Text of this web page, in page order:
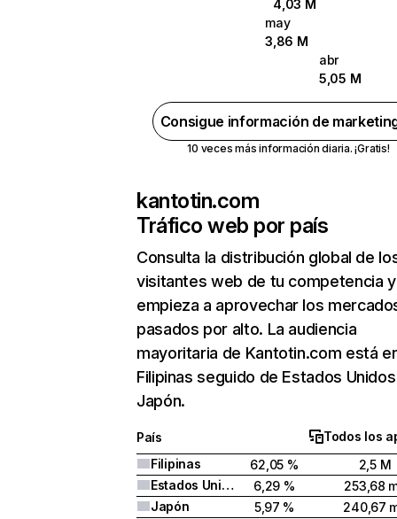
4,03 M
may
3,86 M
abr
5,05 M
Consigue información de
10 veces más información diaria. ¡Gratis!
kantotin.com
Tráfico web por país
Consulta la distribución global de
visitantes web de tu competencia y
empieza a aprovechar los
pasados por alto. La audiencia
mayoritaria de Kantotin.com está
Filipinas seguido de Estados
Japón.
País
Todos los
Filipinas
62,05 %
2,5 M
Estados Unidos
6,29 %
253,68
Japón
5,97 %
240,67